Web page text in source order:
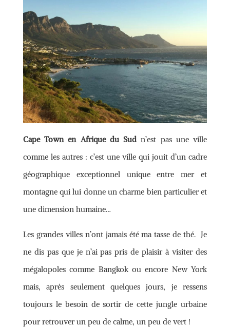
Cape Town en Afrique du Sud n’est pas une ville
comme les autres : c’est une ville qui jouit d’un cadre
géographique exceptionnel unique entre mer et
montagne qui lui donne un charme bien particulier et
une dimension humaine…
Les grandes villes n’ont jamais été ma tasse de thé. Je
ne dis pas que je n’ai pas pris de plaisir à visiter des
mégalopoles comme Bangkok ou encore New York
mais, après seulement quelques jours, je ressens
toujours le besoin de sortir de cette jungle urbaine
pour retrouver un peu de calme, un peu de vert !